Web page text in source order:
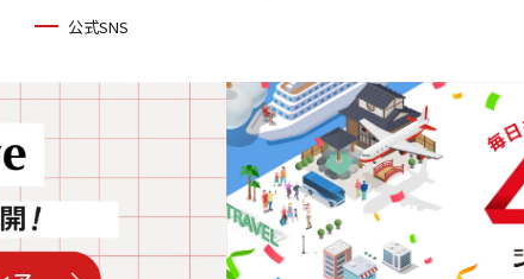
公式SNS